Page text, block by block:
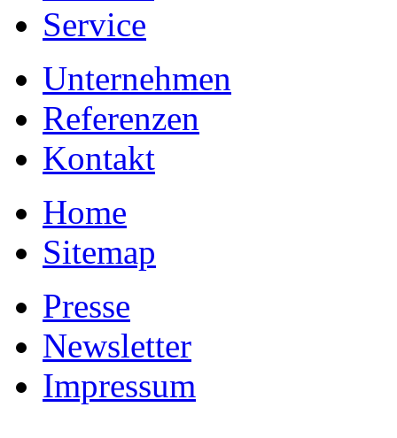
Service
Unternehmen
Referenzen
Kontakt
Home
Sitemap
Presse
Newsletter
Impressum